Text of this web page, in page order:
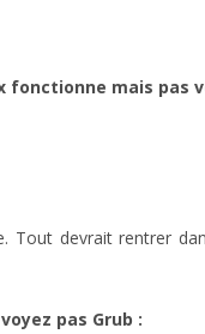
mais pas
devrait rentrer
pas Grub :